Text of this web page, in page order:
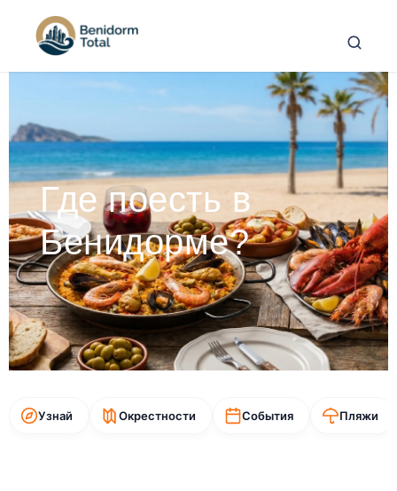
Где поесть в
Бенидорме?
Узнай Окрестности События Пляжи